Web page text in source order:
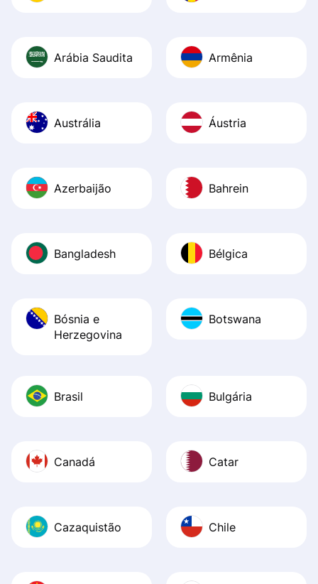
Arábia Saudita Armênia
Austrália Áustria
Azerbaijão Bahrein
Bangladesh Bélgica
Bósnia e
Herzegovina
Botswana
Brasil Bulgária
Canadá Catar
Cazaquistão Chile